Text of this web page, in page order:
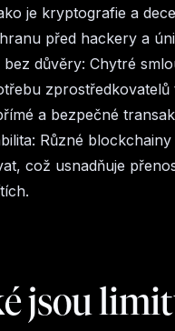
je kryptografie a
před hackery a
bez důvěry: Chytré
a bezpečné
Různé
což usnadňuje
jsou